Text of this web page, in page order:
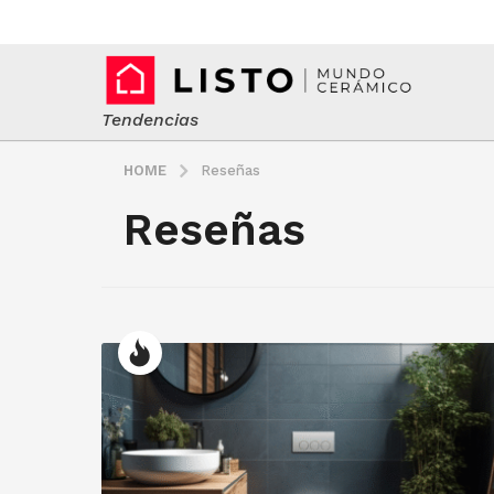
Tendencias
HOME Reseñas
Reseñas